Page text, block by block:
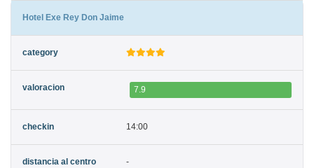
Hotel Exe Rey Don Jaime
7.9
14:00
-